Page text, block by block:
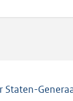
Staten-